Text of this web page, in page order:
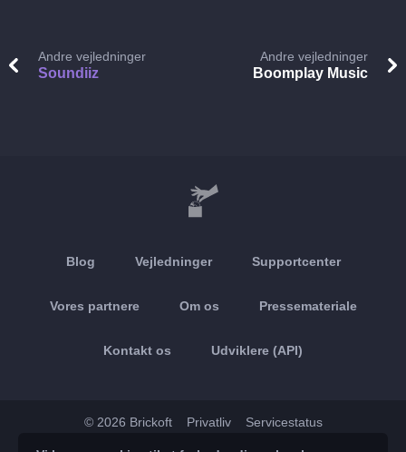
Andre vejledninger
Soundiiz
Andre vejledninger
Boomplay Music
Blog Vejledninger Supportcenter
Vores partnere Om os Pressemateriale
Kontakt os Udviklere (API)
© 2026 Brickoft Privatliv Servicestatus